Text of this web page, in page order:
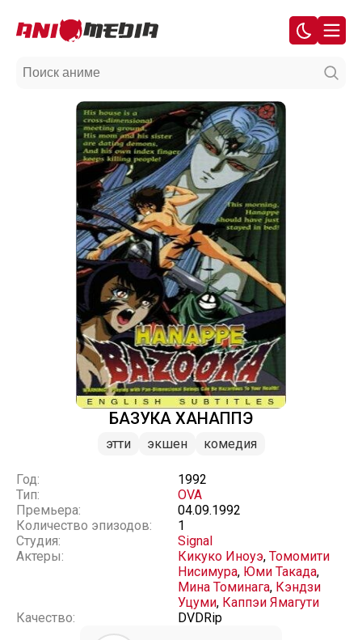
БАЗУКА ХАНАППЭ
этти экшен комедия
Год:
1992
Тип:
OVA
Премьера:
04.09.1992
Количество эпизодов:
1
Студия:
Signal
Актеры:
Кикуко Иноуэ, Томомити
Нисимура, Юми Такада,
Мина Томинага, Кэндзи
Уцуми, Каппэи Ямагути
Качество:
DVDRip